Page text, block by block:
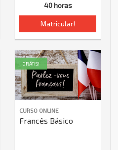
40 horas
Matricular!
CURSO ONLINE
Francês Básico
GRÁTIS!